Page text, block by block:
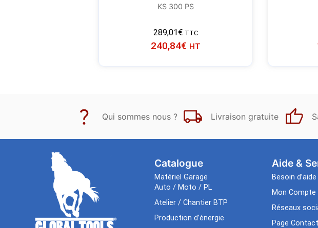
KS 300 PS
289,01€ TTC
240,84€ HT
Qui sommes nous ? Livraison gratuite
Catalogue
Matériel Garage
Auto / Moto / PL
Atelier / Chantier BTP
Production d’énergie
Aide &
Besoin d’aide
Mon Compte
Réseaux
Page Contact